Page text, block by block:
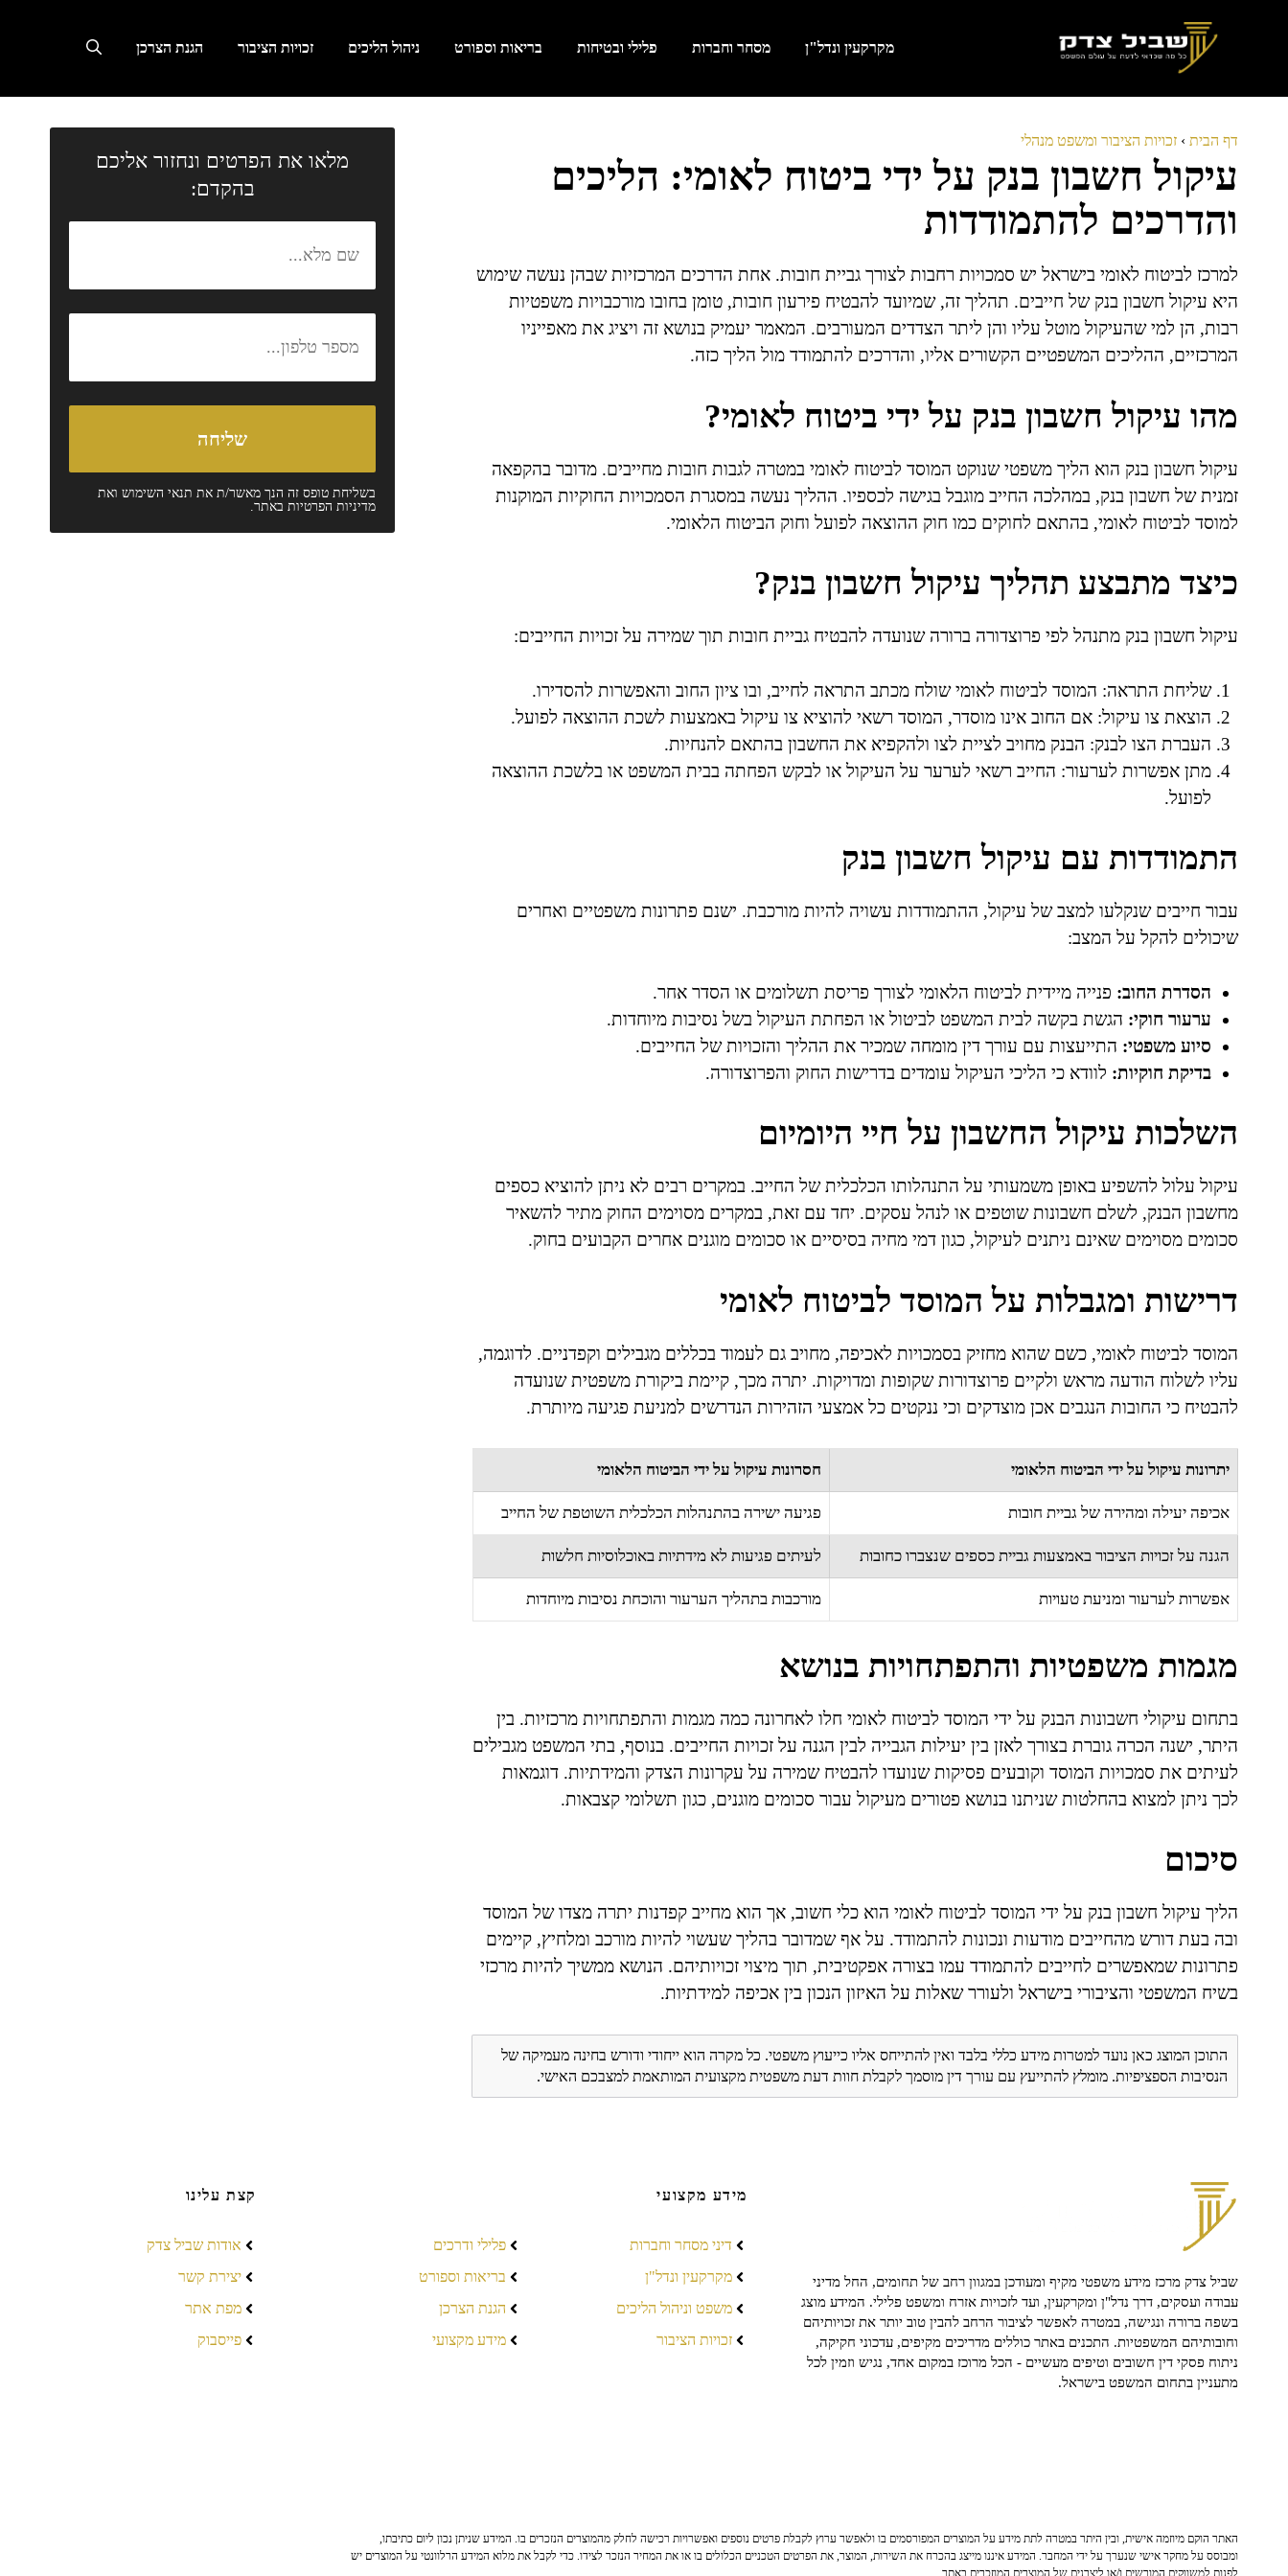
מקרקעין ונדל"ן מסחר וחברות פלילי ובטיחות בריאות וספורט ניהול הליכים זכויות הציבור הגנת הצרכן
דף הבית › זכויות הציבור ומשפט מנהלי
עיקול חשבון בנק על ידי ביטוח לאומי: הליכים
והדרכים להתמודדות
למרכז לביטוח לאומי בישראל יש סמכויות רחבות לצורך גביית חובות. אחת הדרכים המרכזיות שבהן נעשה שימוש
היא עיקול חשבון בנק של חייבים. תהליך זה, שמיועד להבטיח פירעון חובות, טומן בחובו מורכבויות משפטיות
רבות, הן למי שהעיקול מוטל עליו והן ליתר הצדדים המעורבים. המאמר יעמיק בנושא זה ויציג את מאפייניו
המרכזיים, ההליכים המשפטיים הקשורים אליו, והדרכים להתמודד מול הליך כזה.
מהו עיקול חשבון בנק על ידי ביטוח לאומי?
עיקול חשבון בנק הוא הליך משפטי שנוקט המוסד לביטוח לאומי במטרה לגבות חובות מחייבים. מדובר בהקפאה
זמנית של חשבון בנק, במהלכה החייב מוגבל בגישה לכספיו. ההליך נעשה במסגרת הסמכויות החוקיות המוקנות
למוסד לביטוח לאומי, בהתאם לחוקים כמו חוק ההוצאה לפועל וחוק הביטוח הלאומי.
כיצד מתבצע תהליך עיקול חשבון בנק?
עיקול חשבון בנק מתנהל לפי פרוצדורה ברורה שנועדה להבטיח גביית חובות תוך שמירה על זכויות החייבים:
שליחת התראה: המוסד לביטוח לאומי שולח מכתב התראה לחייב, ובו ציון החוב והאפשרות להסדירו.
הוצאת צו עיקול: אם החוב אינו מוסדר, המוסד רשאי להוציא צו עיקול באמצעות לשכת ההוצאה לפועל.
העברת הצו לבנק: הבנק מחויב לציית לצו ולהקפיא את החשבון בהתאם להנחיות.
מתן אפשרות לערעור: החייב רשאי לערער על העיקול או לבקש הפחתה בבית המשפט או בלשכת ההוצאה
לפועל.
התמודדות עם עיקול חשבון בנק
עבור חייבים שנקלעו למצב של עיקול, ההתמודדות עשויה להיות מורכבת. ישנם פתרונות משפטיים ואחרים
שיכולים להקל על המצב:
הסדרת החוב: פנייה מיידית לביטוח הלאומי לצורך פריסת תשלומים או הסדר אחר.
ערעור חוקי: הגשת בקשה לבית המשפט לביטול או הפחתת העיקול בשל נסיבות מיוחדות.
סיוע משפטי: התייעצות עם עורך דין מומחה שמכיר את ההליך והזכויות של החייבים.
בדיקת חוקיות: לוודא כי הליכי העיקול עומדים בדרישות החוק והפרוצדורה.
השלכות עיקול החשבון על חיי היומיום
עיקול עלול להשפיע באופן משמעותי על התנהלותו הכלכלית של החייב. במקרים רבים לא ניתן להוציא כספים
מחשבון הבנק, לשלם חשבונות שוטפים או לנהל עסקים. יחד עם זאת, במקרים מסוימים החוק מתיר להשאיר
סכומים מסוימים שאינם ניתנים לעיקול, כגון דמי מחיה בסיסיים או סכומים מוגנים אחרים הקבועים בחוק.
דרישות ומגבלות על המוסד לביטוח לאומי
המוסד לביטוח לאומי, כשם שהוא מחזיק בסמכויות לאכיפה, מחויב גם לעמוד בכללים מגבילים וקפדניים. לדוגמה,
עליו לשלוח הודעה מראש ולקיים פרוצדורות שקופות ומדויקות. יתרה מכך, קיימת ביקורת משפטית שנועדה
להבטיח כי החובות הנגבים אכן מוצדקים וכי ננקטים כל אמצעי הזהירות הנדרשים למניעת פגיעה מיותרת.
יתרונות עיקול על ידי הביטוח הלאומי חסרונות עיקול על ידי הביטוח הלאומי
אכיפה יעילה ומהירה של גביית חובות פגיעה ישירה בהתנהלות הכלכלית השוטפת של החייב
הגנה על זכויות הציבור באמצעות גביית כספים שנצברו כחובות לעיתים פגיעות לא מידתיות באוכלוסיות חלשות
אפשרות לערעור ומניעת טעויות מורכבות בתהליך הערעור והוכחת נסיבות מיוחדות
מגמות משפטיות והתפתחויות בנושא
בתחום עיקולי חשבונות הבנק על ידי המוסד לביטוח לאומי חלו לאחרונה כמה מגמות והתפתחויות מרכזיות. בין
היתר, ישנה הכרה גוברת בצורך לאזן בין יעילות הגבייה לבין הגנה על זכויות החייבים. בנוסף, בתי המשפט מגבילים
לעיתים את סמכויות המוסד וקובעים פסיקות שנועדו להבטיח שמירה על עקרונות הצדק והמידתיות. דוגמאות
לכך ניתן למצוא בהחלטות שניתנו בנושא פטורים מעיקול עבור סכומים מוגנים, כגון תשלומי קצבאות.
סיכום
הליך עיקול חשבון בנק על ידי המוסד לביטוח לאומי הוא כלי חשוב, אך הוא מחייב קפדנות יתרה מצדו של המוסד
ובה בעת דורש מהחייבים מודעות ונכונות להתמודד. על אף שמדובר בהליך שעשוי להיות מורכב ומלחיץ, קיימים
פתרונות שמאפשרים לחייבים להתמודד עמו בצורה אפקטיבית, תוך מיצוי זכויותיהם. הנושא ממשיך להיות מרכזי
בשיח המשפטי והציבורי בישראל ולעורר שאלות על האיזון הנכון בין אכיפה למידתיות.
התוכן המוצג כאן נועד למטרות מידע כללי בלבד ואין להתייחס אליו כייעוץ משפטי. כל מקרה הוא ייחודי ודורש בחינה מעמיקה של
הנסיבות הספציפיות. מומלץ להתייעץ עם עורך דין מוסמך לקבלת חוות דעת משפטית מקצועית המותאמת למצבכם האישי.
מלאו את הפרטים ונחזור אליכם
בהקדם:
בשליחת טופס זה הנך מאשר/ת את תנאי השימושואת
מדיניות הפרטיותבאתר.
שביל צדק מרכז מידע משפטי מקיף ומעודכן במגוון רחב של תחומים, החל מדיני
עבודה ועסקים, דרך נדל"ן ומקרקעין, ועד לזכויות אזרח ומשפט פלילי. המידע מוצג
בשפה ברורה ונגישה, במטרה לאפשר לציבור הרחב להבין טוב יותר את זכויותיהם
וחובותיהם המשפטיות. התכנים באתר כוללים מדריכים מקיפים, עדכוני חקיקה,
ניתוח פסקי דין חשובים וטיפים מעשיים - הכל מרוכז במקום אחד, נגיש וזמין לכל
מתעניין בתחום המשפט בישראל.
מידע מקצועי
דיני מסחר וחברות
מקרקעין ונדל"ן
משפט וניהול הליכים
זכויות הציבור
פלילי ודרכים
בריאות וספורט
הגנת הצרכן
מידע מקצועי
קצת עלינו
אודות שביל צדק
יצירת קשר
מפת אתר
פייסבוק
האתר הוקם מיוזמה אישית, ובין היתר במטרה לתת מידע על המוצרים המפורסמים בו ולאפשר ערוץ לקבלת פרטים נוספים ואפשרויות רכישה לחלק מהמוצרים הנזכרים בו. המידע שניתן נכון ליום כתיבתו,
ומבוסס על מחקר אישי שנערך על ידי המחבר. המידע איננו מייצג בהכרח את השירות, המוצר, את הפרטים הטכניים הכלולים בו או את המחיר הנזכר לצידו. כדי לקבל את מלוא המידע הרלוונטי על המוצרים יש
לפנות למשווקים המורשים ו/או ליצרנים של המוצרים המוזכרים באתר.